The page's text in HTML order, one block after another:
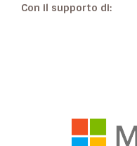
Con il supporto di: